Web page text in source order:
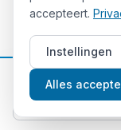
Collar-
put en
potentieel
accepteert.
Instellingen
Alles